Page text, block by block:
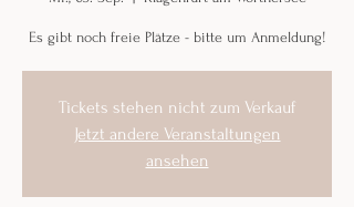
Es gibt noch freie Plätze - bitte um Anmeldung!
Tickets stehen nicht zum Verkauf
Jetzt andere Veranstaltungen
ansehen